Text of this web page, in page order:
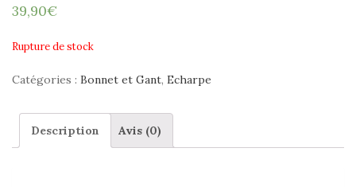
39,90€
Rupture de stock
Catégories : Bonnet et Gant, Echarpe
Description Avis (0)